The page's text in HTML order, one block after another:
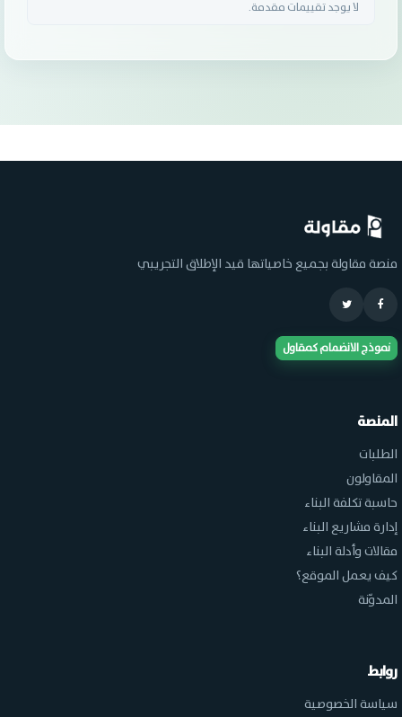
لا يوجد تقييمات مقدمة.
منصة مقاولة بجميع خاصياتها قيد الإطلاق التجريبي
نموذج الانضمام كمقاول
المنصة
الطلبات
المقاولون
حاسبة تكلفة البناء
إدارة مشاريع البناء
مقالات وأدلة البناء
كيف يعمل الموقع؟
المدوّنة
روابط
سياسة الخصوصية